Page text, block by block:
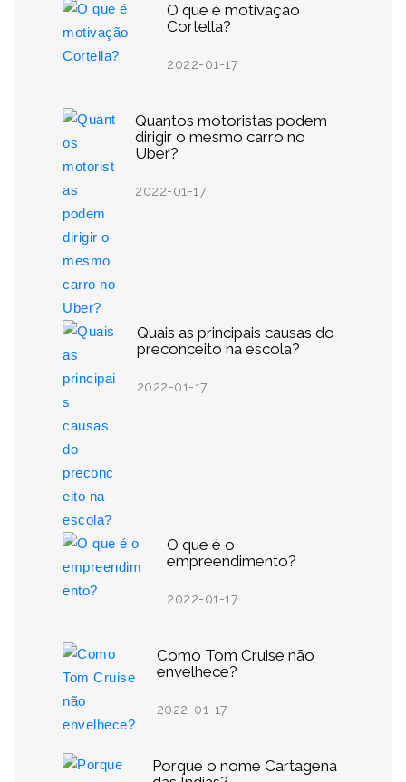
O que é motivação
Cortella?
2022-01-17
Quantos motoristas podem
dirigir o mesmo carro no
Uber?
2022-01-17
Quais as principais causas do
preconceito na escola?
2022-01-17
O que é o
empreendimento?
2022-01-17
Como Tom Cruise não
envelhece?
2022-01-17
Porque o nome Cartagena